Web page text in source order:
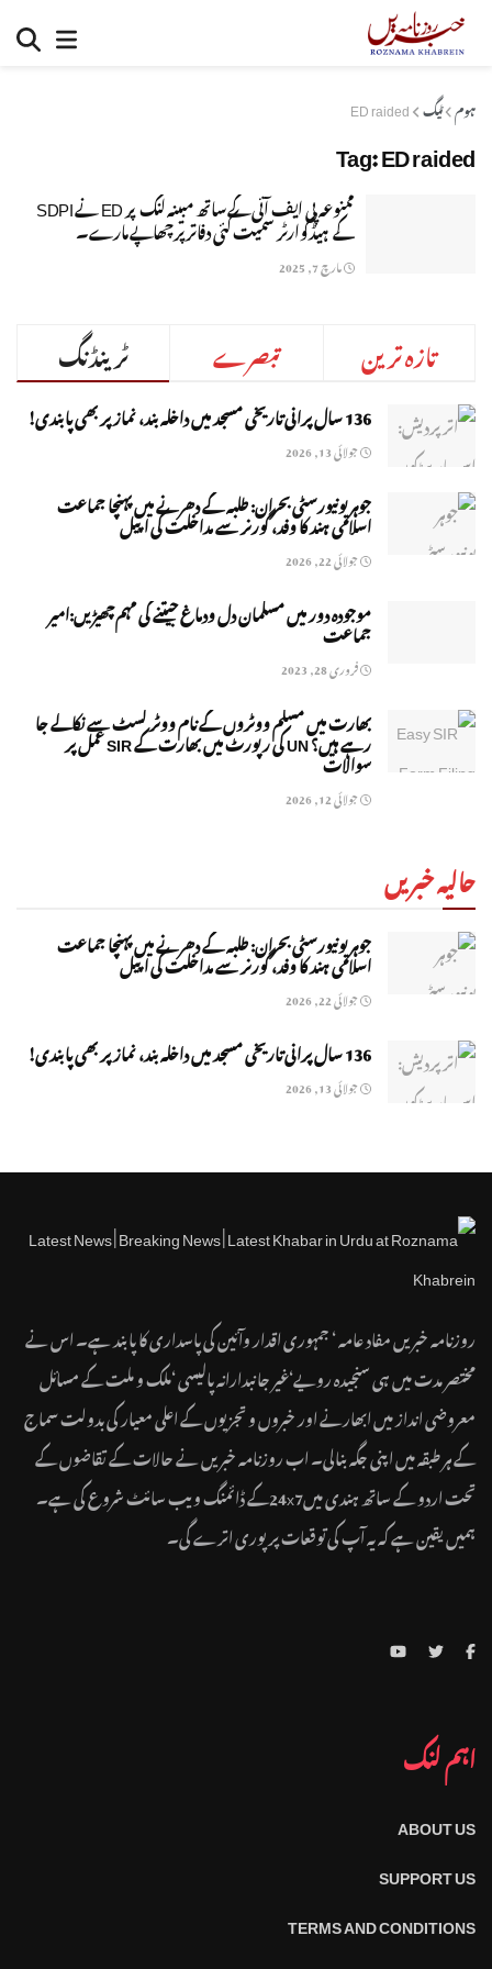
ہوم ٹیگ ED raided
Tag:ED raided
ممنوعہ پی ایف آئی کے ساتھ مبینہ لنک پر ED نے SDPI
کے ہیڈکوارٹر سمیت کئی دفاتر پر چھاپے مارے۔
مارچ 7, 2025
ٹرینڈنگ تبصرے تازہ ترین
136 سال پرانی تاریخی مسجد میں داخلہ بند، نماز پر بھی پابندی!
جولائی 13, 2026
جوہر یونیورسٹی بحران: طلبہ کے دھرنے میں پہنچا جماعت
اسلامی ہند کا وفد، گورنر سے مداخلت کی اپیل
جولائی 22, 2026
موجودہ دور میں مسلمان دل ودماغ جیتنے کی مہم چھیڑیں:امیر
جماعت
فروری 28, 2023
بھارت میں مسلم ووٹروں کے نام ووٹر لسٹ سے نکالے جا
رہے ہیں؟ UN کی رپورٹ میں بھارت کے SIR عمل پر
سوالات
جولائی 12, 2026
حالیہ خبریں
جوہر یونیورسٹی بحران: طلبہ کے دھرنے میں پہنچا جماعت
اسلامی ہند کا وفد، گورنر سے مداخلت کی اپیل
جولائی 22, 2026
136 سال پرانی تاریخی مسجد میں داخلہ بند، نماز پر بھی پابندی!
جولائی 13, 2026
روزنامہ خبریں مفاد عامہ ‘ جمہوری اقدار وآئین کی پاسداری کا پابند ہے۔ اس نے
مختصر مدت میں ہی سنجیدہ رویے‘غیر جانبدارانہ پالیسی ‘ملک و ملت کے مسائل
معروضی انداز میں ابھارنے اور خبروں و تجزیوں کے اعلی معیار کی بدولت سماج
کے ہر طبقہ میں اپنی جگہ بنالی۔ اب روزنامہ خبریں نے حالات کے تقاضوں کے
تحت اردو کے ساتھ ہندی میں24x7کے ڈائمنگ ویب سائٹ شروع کی ہے۔
ہمیں یقین ہے کہ یہ آپ کی توقعات پر پوری اترے گی۔
اہم لنک
ABOUT US
SUPPORT US
TERMS AND CONDITIONS